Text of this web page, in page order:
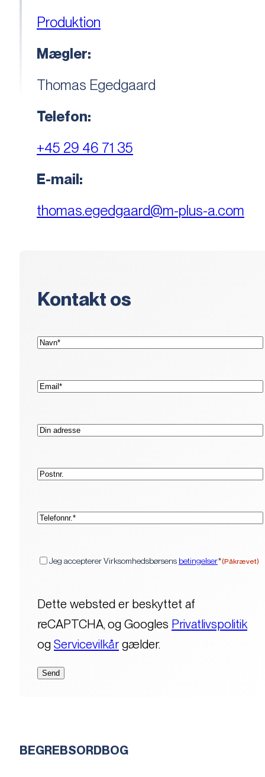
Produktion
Mægler:
Thomas Egedgaard
Telefon:
+45 29 46 71 35
E-mail:
thomas.egedgaard@m-plus-a.com
Kontakt os
Navn*
E-
mail*
Adresse
Postnr.
Telefon*
Jeg accepterer Virksomhedsbørsens betingelser*(Påkrævet)
Dette websted er beskyttet af
reCAPTCHA, og Googles Privatlivspolitik
og Servicevilkårgælder.
BEGREBSORDBOG